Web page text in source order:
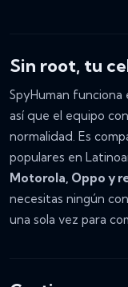
Sin root, tu
SpyHuman
así que el equipo
normalidad. Es
populares en
Motorola, Oppo y
necesitas ningún
una sola vez para